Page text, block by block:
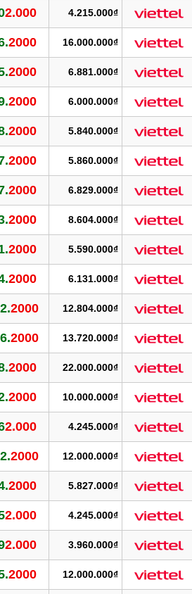
2.000 4.215.000₫
2000 16.000.000₫
2000 6.881.000₫
2000 6.000.000₫
2000 5.840.000₫
2000 5.860.000₫
2000 6.829.000₫
2000 8.604.000₫
2000 5.590.000₫
2000 6.131.000₫
2000 12.804.000₫
2000 13.720.000₫
2000 22.000.000₫
2000 10.000.000₫
2.000 4.245.000₫
2000 12.000.000₫
2000 5.827.000₫
2.000 4.245.000₫
2.000 3.960.000₫
2000 12.000.000₫